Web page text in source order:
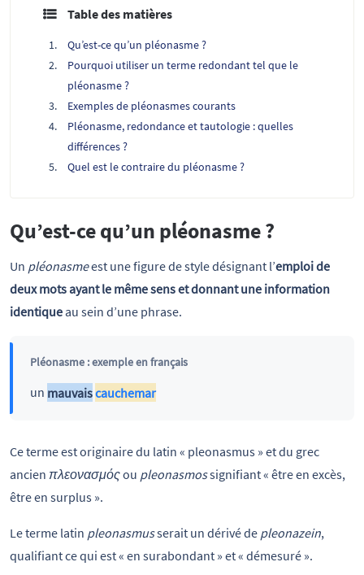
Table des matières
Qu’est-ce qu’un pléonasme ?
Pourquoi utiliser un terme redondant tel que le
pléonasme ?
Exemples de pléonasmes courants
Pléonasme, redondance et tautologie : quelles
différences ?
Quel est le contraire du pléonasme ?
Qu’est-ce qu’un pléonasme ?
Un pléonasmeest une figure de style désignant l’emploi de
deux mots ayant le même sens et donnant une information
identiqueau sein d’une phrase.
Pléonasme : exemple en français
un mauvaiscauchemar
Ce terme est originaire du latin « pleonasmus » et du grec
ancien πλεονασμόςou pleonasmossignifiant « être en excès,
être en surplus ».
Le terme latin pleonasmusserait un dérivé de pleonazein,
qualifiant ce qui est « en surabondant » et « démesuré ».